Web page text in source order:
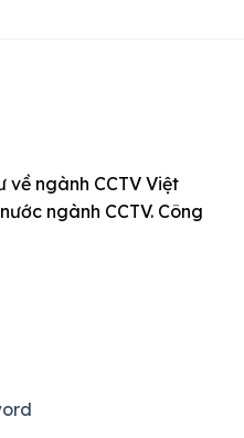
ngành CCTV Việt
ngành CCTV. Công